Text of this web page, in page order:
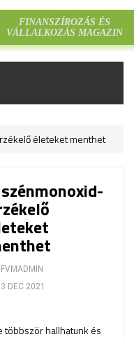
FINANSZÍROZÁS ÉS
VÁLLALKOZÁS MAGAZIN
életeket menthet
FVMADMIN
3 DEC 2021
többször hallhatunk és